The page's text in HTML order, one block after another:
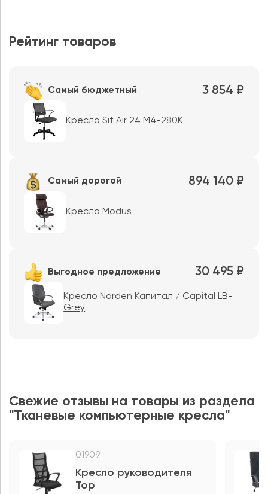
Рейтинг товаров
Самый бюджетный 3 854 ₽
Кресло Sit Air 24 M4-280K
Самый дорогой 894 140 ₽
Кресло Modus
Выгодное предложение 30 495 ₽
Кресло Norden Капитал / Capital LB-
Grey
Свежие отзывы на товары из раздела
"Тканевые компьютерные кресла"
01909
Кресло руководителя
Top